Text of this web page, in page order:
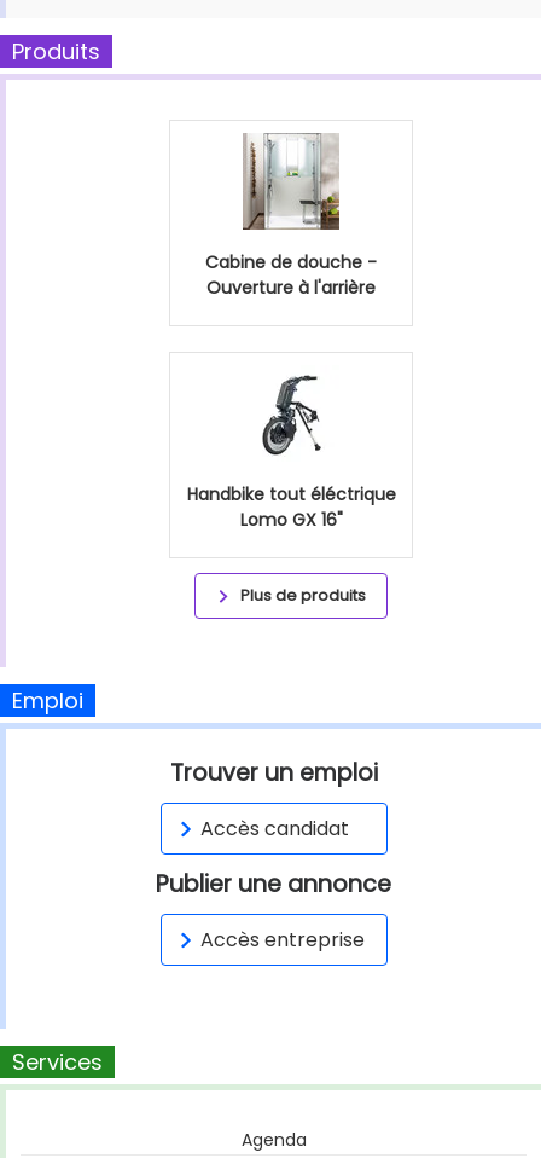
Produits
Cabine de douche -
Ouverture à l'arrière
Handbike tout éléctrique
Lomo GX 16"
Plus de produits
Emploi
Trouver un emploi
Accès candidat
Publier une annonce
Accès entreprise
Services
Agenda